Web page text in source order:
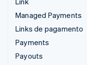
Managed Payments
Links de pagamento
Payments
Payouts